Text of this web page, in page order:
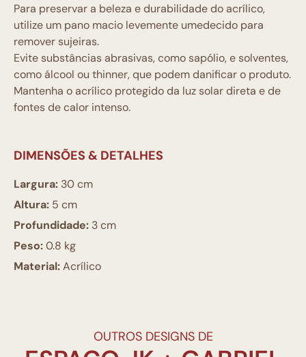
Para preservar a beleza e durabilidade do acrílico,
utilize um pano macio levemente umedecido para
remover sujeiras.
Evite substâncias abrasivas, como sapólio, e solventes,
como álcool ou thinner, que podem danificar o produto.
Mantenha o acrílico protegido da luz solar direta e de
fontes de calor intenso.
DIMENSÕES & DETALHES
Largura: 30 cm
Altura: 5 cm
Profundidade: 3 cm
Peso:0.8 kg
Material:Acrílico
OUTROS DESIGNS DE